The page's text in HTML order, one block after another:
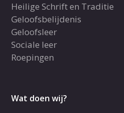
Heilige Schrift en Traditie
Geloofsbelijdenis
Geloofsleer
Sociale leer
Roepingen
Wat doen wij?